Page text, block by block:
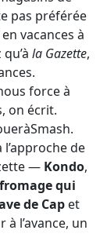
pas préférée
vacances à
la Gazette,
force à
on écrit.
de
— Kondo,
qui
de Cap et
l’avance, un